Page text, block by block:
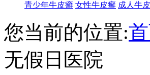
青少年牛皮癣 女性牛皮癣 成人牛
您当前的位置:
无假日医院